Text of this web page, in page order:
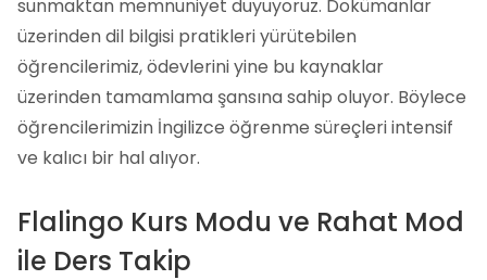
sunmaktan memnuniyet duyuyoruz. Dokümanlar
üzerinden dil bilgisi pratikleri yürütebilen
öğrencilerimiz, ödevlerini yine bu kaynaklar
üzerinden tamamlama şansına sahip oluyor. Böylece
öğrencilerimizin İngilizce öğrenme süreçleri intensif
ve kalıcı bir hal alıyor.
Flalingo Kurs Modu ve Rahat Mod
ile Ders Takip